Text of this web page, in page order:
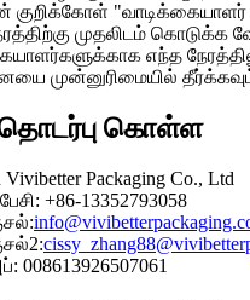
குறிக்கோள்
முதலிடம் கொடுக்க
எந்த
முன்னுரிமையில்
கொள்ள
Vivibetter Packaging Co., Ltd
+86-13352793058
008613926507061